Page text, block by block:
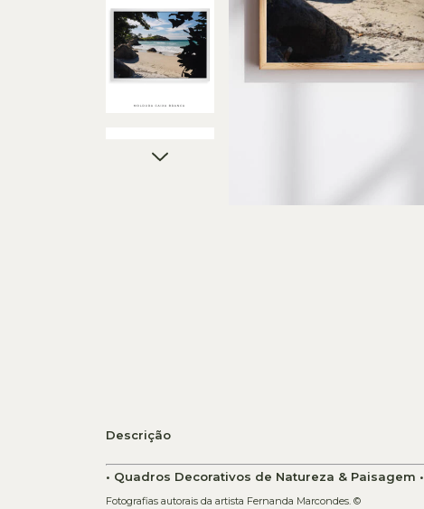
Descrição
• Quadros Decorativos de Natureza & Paisagem •
Fotografias autorais da artista Fernanda Marcondes. ©